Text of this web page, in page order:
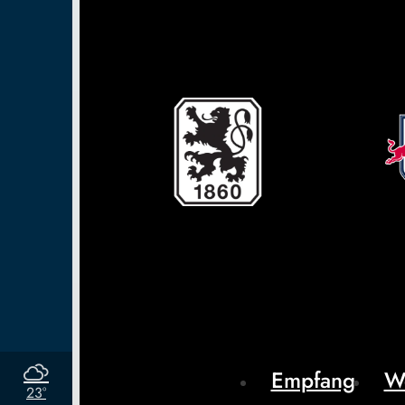
23° Empfang